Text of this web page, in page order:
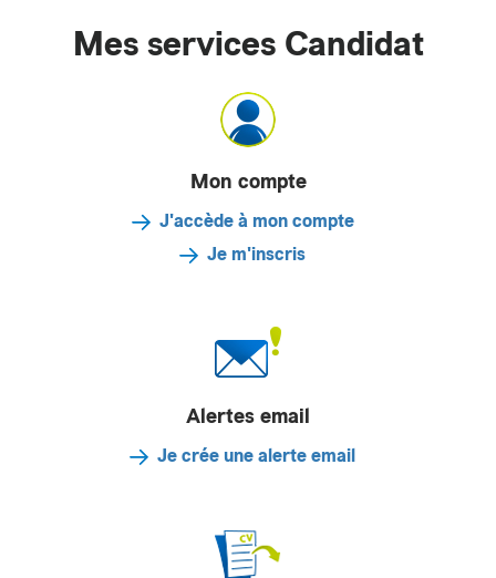
Mes services Candidat
Mon compte
J'accède à mon compte
Je m'inscris
Alertes email
Je crée une alerte email